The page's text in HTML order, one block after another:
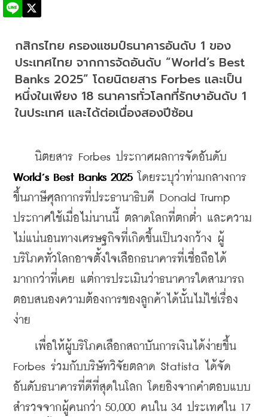
กสิกรไทย ครองแชมป์ธนาคารอันดับ 1 ของ
ประเทศไทย จากการจัดอันดับ “World’s Best
Banks 2025” โดยนิตยสาร Forbes และเป็น
หนึ่งในเพียง 18 ธนาคารทั่วโลกที่รักษาอันดับ 1
ในประเทศ และได้ต่อเนื่องสองปีซ้อน
World’s Best Banks 2025 โดยระบุว่าท่ามกลางการ
ขึ้นภาษีศุลกากรที่ประธานาธิบดี Donald Trump
ประกาศใช้เมื่อไม่นานนี้ ตลาดโลกที่ตกต่ำ และความ
ไม่แน่นอนทางเศรษฐกิจที่เกิดขึ้นเป็นวงกว้าง ผู้
บริโภคทั่วโลกอาจตั้งใจเลือกธนาคารที่เชื่อถือได้
มากกว่าที่เคย แต่การประเมินว่าธนาคารใดสามารถ
ตอบสนองความต้องการของลูกค้าได้นั้นไม่ใช่เรื่อง
ง่าย
เพื่อให้ผู้บริโภคเลือกสถาบันการเงินได้ง่ายขึ้น
Forbes ร่วมกับบริษัทวิจัยตลาด Statista ได้จัด
อันดับธนาคารที่ดีที่สุดในโลก โดยอิงจากคำตอบแบบ
สำรวจจากผู้คนกว่า 50,000 คนใน 34 ประเทศใน 17